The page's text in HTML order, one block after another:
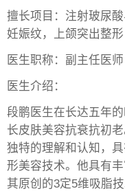
擅长项目：注射玻尿
妊娠纹，上颌突出整形
医生职称：副主任医师
医生介绍：
段鹏医生在长达五年
长皮肤美容抗衰抗初
独特的理解和认知，
形美容技术。他具有
其原创的3定5维吸脂